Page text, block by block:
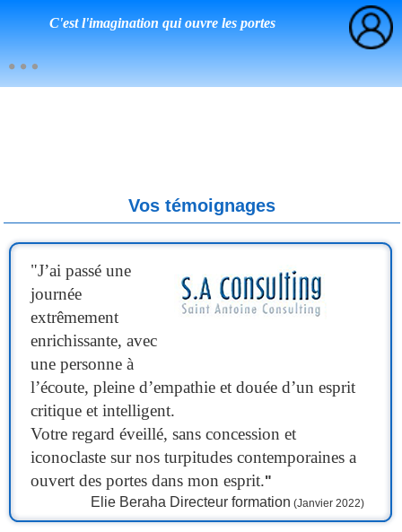
C'est l'imagination qui ouvre les portes
Vos témoignages
"J’ai passé une
journée
extrêmement
enrichissante, avec
une personne à
l’écoute, pleine d’empathie et douée d’un esprit
critique et intelligent.
Votre regard éveillé, sans concession et
iconoclaste sur nos turpitudes contemporaines a
ouvert des portes dans mon esprit."
Elie Beraha Directeur formation (Janvier 2022)